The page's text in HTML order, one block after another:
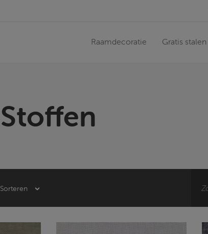
Raamdecoratie Gratis stalen
Stoffen
Sorteren